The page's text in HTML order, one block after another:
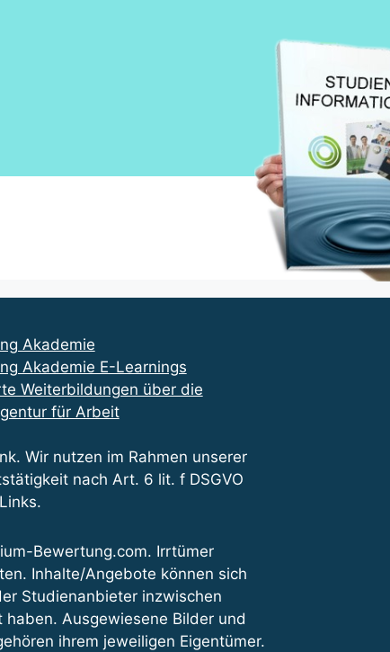
Akademie
Akademie E-Learnings
Weiterbildungen über die
für Arbeit
Wir nutzen im Rahmen unserer
nach Art. 6 lit. f DSGVO
Bewertung.com. Irrtümer
Inhalte/Angebote können sich
Studienanbieter inzwischen
haben. Ausgewiesene Bilder und
ihrem jeweiligen Eigentümer.